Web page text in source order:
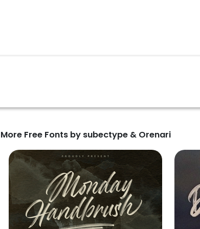
More Free Fonts by subectype & Orenari